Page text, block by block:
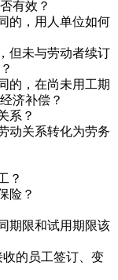
有效？
的，用人单位如何
但未与劳动者续订
的，在尚未用工期
济补偿？
系？
动关系转化为劳务
？
险？
期限和试用期限该
的员工签订、变